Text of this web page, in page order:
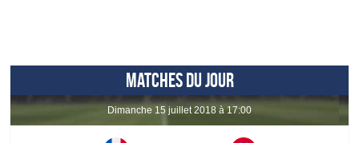
MATCHES DU JOUR
dimanche 15 juillet 2018 à 17:00